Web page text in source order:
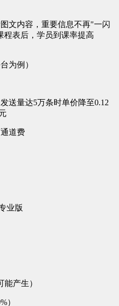
文内容，重要信息不再"一闪
程表后，学员到课率提高
为例）
送量达5万条时单价降至0.12
道费
业版
产生）
）